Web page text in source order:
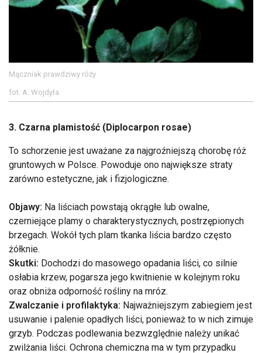
Mączniak prawdziwy róży
fot. A. Wojdyła
3. Czarna plamistość (Diplocarpon rosae)
To schorzenie jest uważane za najgroźniejszą chorobę róż
gruntowych w Polsce. Powoduje ono największe straty
zarówno estetyczne, jak i fizjologiczne.
Objawy: Na liściach powstają okrągłe lub owalne,
czerniejące plamy o charakterystycznych, postrzępionych
brzegach. Wokół tych plam tkanka liścia bardzo często
żółknie.
Skutki: Dochodzi do masowego opadania liści, co silnie
osłabia krzew, pogarsza jego kwitnienie w kolejnym roku
oraz obniża odporność rośliny na mróz.
Zwalczanie i profilaktyka: Najważniejszym zabiegiem jest
usuwanie i palenie opadłych liści, ponieważ to w nich zimuje
grzyb. Podczas podlewania bezwzględnie należy unikać
zwilżania liści. Ochrona chemiczna ma w tym przypadku